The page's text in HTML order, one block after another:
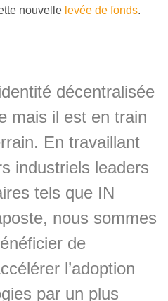
nouvelle levée de fonds.
décentralisée
mais il est en train
En travaillant
industriels leaders
tels que IN
nous sommes
de
l’adoption
par un plus